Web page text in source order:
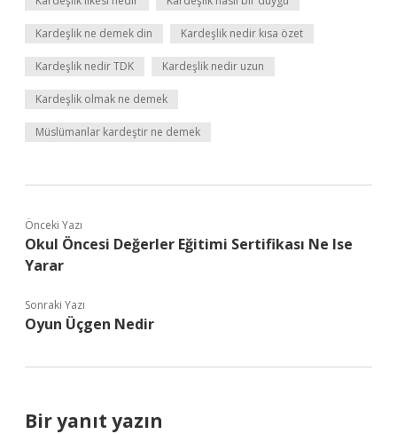
Kardeşlik ne demek din Kardeşlik nedir kısa özet
Kardeşlik nedir TDK Kardeşlik nedir uzun
Kardeşlik olmak ne demek
Müslümanlar kardeştir ne demek
Önceki Yazı
Okul Öncesi Değerler Eğitimi Sertifikası Ne Ise
Yarar
Sonraki Yazı
Oyun Üçgen Nedir
Bir yanıt yazın